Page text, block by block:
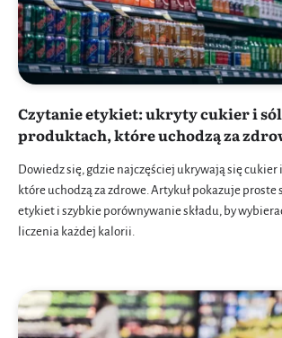
Czytanie etykiet: ukryty cukier i
produktach, które uchodzą za
Dowiedz się, gdzie najczęściej ukrywają się cukier
które uchodzą za zdrowe. Artykuł pokazuje proste
etykiet i szybkie porównywanie składu, by
liczenia każdej kalorii.